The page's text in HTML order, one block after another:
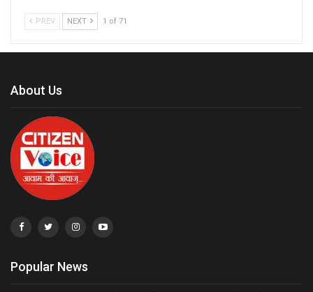
PREV NEXT 1 of 71
About Us
Popular News